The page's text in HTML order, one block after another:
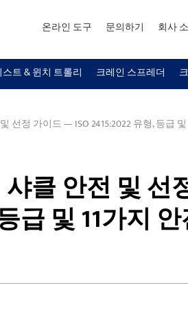
온라인 도구 문의하기 회사
트 & 윈치 트롤리 크레인 스프레더
선정 가이드 — ISO 2415:2022 유형, 등급 및
클 안전 및 선
급 및 11가지